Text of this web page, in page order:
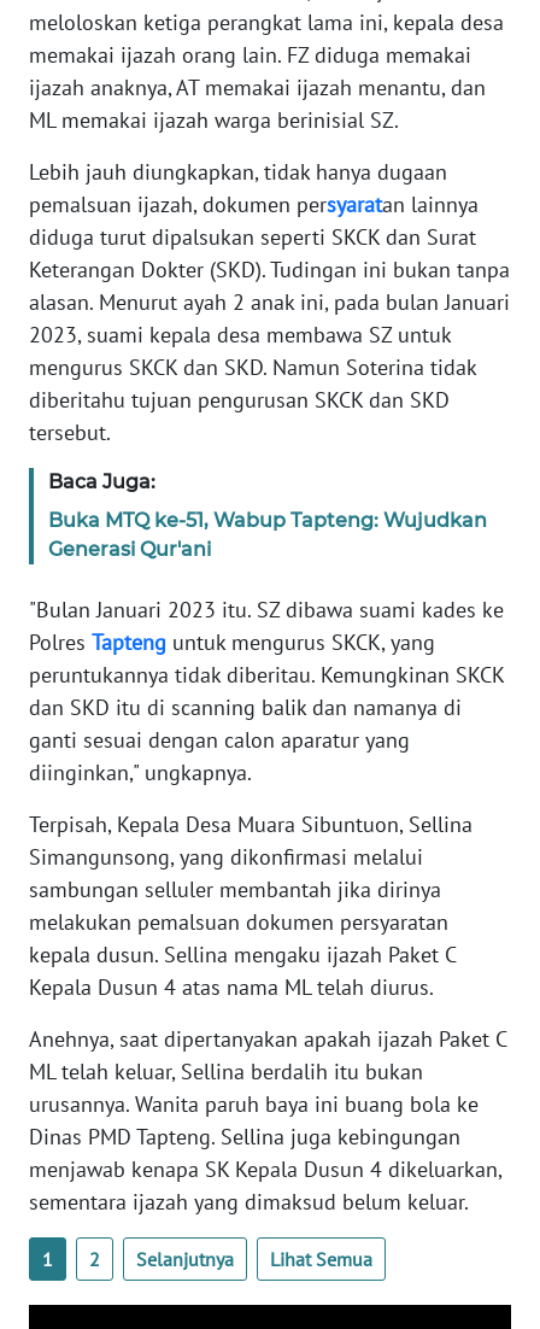
meloloskan ketiga perangkat lama ini, kepala desa
memakai ijazah orang lain. FZ diduga memakai
ijazah anaknya, AT memakai ijazah menantu, dan
ML memakai ijazah warga berinisial SZ.
Lebih jauh diungkapkan, tidak hanya dugaan
pemalsuan ijazah, dokumen persyaratan lainnya
diduga turut dipalsukan seperti SKCK dan Surat
Keterangan Dokter (SKD). Tudingan ini bukan tanpa
alasan. Menurut ayah 2 anak ini, pada bulan Januari
2023, suami kepala desa membawa SZ untuk
mengurus SKCK dan SKD. Namun Soterina tidak
diberitahu tujuan pengurusan SKCK dan SKD
tersebut.
Baca Juga:
Buka MTQ ke-51, Wabup Tapteng: Wujudkan
Generasi Qur'ani
"Bulan Januari 2023 itu. SZ dibawa suami kades ke
Polres Tapteng untuk mengurus SKCK, yang
peruntukannya tidak diberitau. Kemungkinan SKCK
dan SKD itu di scanning balik dan namanya di
ganti sesuai dengan calon aparatur yang
diinginkan," ungkapnya.
Terpisah, Kepala Desa Muara Sibuntuon, Sellina
Simangunsong, yang dikonfirmasi melalui
sambungan selluler membantah jika dirinya
melakukan pemalsuan dokumen persyaratan
kepala dusun. Sellina mengaku ijazah Paket C
Kepala Dusun 4 atas nama ML telah diurus.
Anehnya, saat dipertanyakan apakah ijazah Paket C
ML telah keluar, Sellina berdalih itu bukan
urusannya. Wanita paruh baya ini buang bola ke
Dinas PMD Tapteng. Sellina juga kebingungan
menjawab kenapa SK Kepala Dusun 4 dikeluarkan,
sementara ijazah yang dimaksud belum keluar.
1 2 Selanjutnya Lihat Semua
WN
NTB
WN
WN
SULBAR
WN
BABEL
WN
WN
SUMSEL
LAMPUNG
WN
JATENG
WN
NUSANTARA
WN
JOGJA
JATIM
WN
BALI
WN
WN
KALTENG